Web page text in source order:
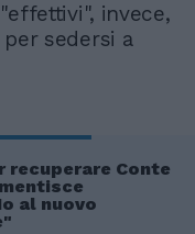
invece,
sedersi a
recuperare Conte
al nuovo